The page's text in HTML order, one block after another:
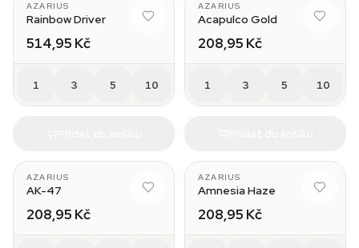
AZARIUS
Rainbow Driver
514,95 Kč
1 3 5 10
AZARIUS
Acapulco Gold
208,95 Kč
1 3 5 10
AZARIUS
AK-47
208,95 Kč
AZARIUS
Amnesia Haze
208,95 Kč